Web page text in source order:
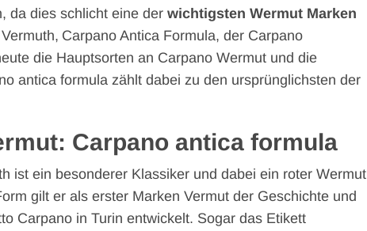
da dies schlicht eine der wichtigsten Wermut Marken
Carpano Antica Formula, der Carpano
die Hauptsorten an Carpano Wermut und die
antica formula zählt dabei zu den ursprünglichsten der
Carpano antica formula
ist ein besonderer Klassiker und dabei ein roter Wermut
gilt er als erster Marken Vermut der Geschichte und
Carpano in Turin entwickelt. Sogar das Etikett